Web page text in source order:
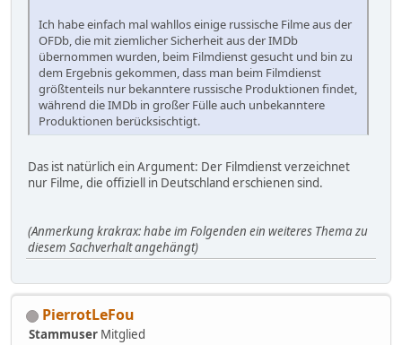
Ich habe einfach mal wahllos einige russische Filme aus der
OFDb, die mit ziemlicher Sicherheit aus der IMDb
übernommen wurden, beim Filmdienst gesucht und bin zu
dem Ergebnis gekommen, dass man beim Filmdienst
größtenteils nur bekanntere russische Produktionen findet,
während die IMDb in großer Fülle auch unbekanntere
Produktionen berücksischtigt.
Das ist natürlich ein Argument: Der Filmdienst verzeichnet
nur Filme, die offiziell in Deutschland erschienen sind.
(Anmerkung krakrax: habe im Folgenden ein weiteres Thema zu
diesem Sachverhalt angehängt)
PierrotLeFou
Stammuser Mitglied